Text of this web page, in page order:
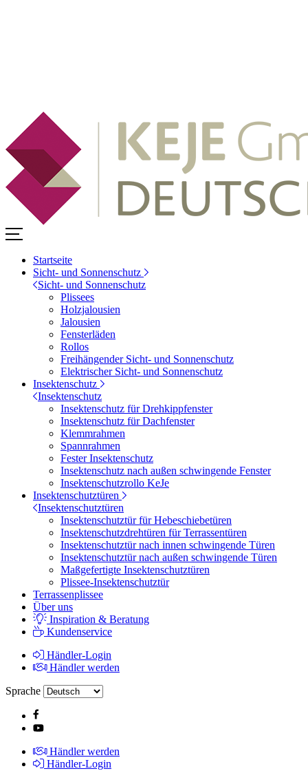
Startseite
Sicht- und Sonnenschutz
Sicht- und Sonnenschutz
Plissees
Holzjalousien
Jalousien
Fensterläden
Rollos
Freihängender Sicht- und Sonnenschutz
Elektrischer Sicht- und Sonnenschutz
Insektenschutz
Insektenschutz
Insektenschutz für Drehkippfenster
Insektenschutz für Dachfenster
Klemmrahmen
Spannrahmen
Fester Insektenschutz
Insektenschutz nach außen schwingende Fenster
Insektenschutzrollo KeJe
Insektenschutztüren
Insektenschutztüren
Insektenschutztür für Hebeschiebetüren
Insektenschutzdrehtüren für Terrassentüren
Insektenschutztür nach innen schwingende Türen
Insektenschutztür nach außen schwingende Türen
Maßgefertigte Insektenschutztüren
Plissee-Insektenschutztür
Terrassenplissee
Über uns
Inspiration & Beratung
Kundenservice
Händler-Login
Händler werden
Sprache
Händler werden
Händler-Login